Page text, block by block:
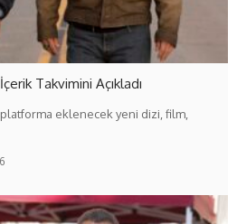
Takvimini Açıkladı
platforma eklenecek yeni dizi, film,